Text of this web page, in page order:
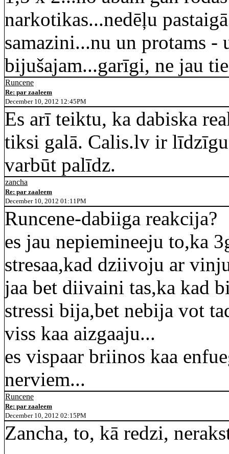
narkotikas...nedēļu
samazini...nu un protams -
bijušajam...garīgi, ne jau
Runcene
Re: par zaaleem
December 10, 2012 12:45PM
Es arī teiktu, ka dabiska
tiksi galā. Calis.lv ir līdzīgu
varbūt palīdz.
zancha
Re: par zaaleem
December 10, 2012 01:11PM
Runcene-dabiiga reakcija?
es jau nepiemineeju to,ka
stresaa,kad dziivoju ar
jaa bet diivaini tas,ka kad
stressi bija,bet nebija vot
viss kaa aizgaaju...
es vispaar briinos kaa
nerviem...
Runcene
Re: par zaaleem
December 10, 2012 02:15PM
Zancha, to, kā redzi,